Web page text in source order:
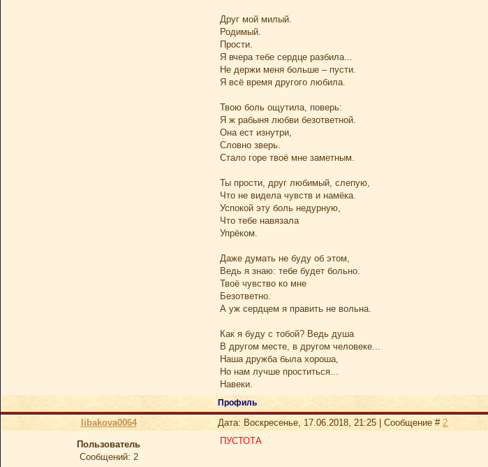
Друг мой милый.
Родимый.
Прости.
Я вчера тебе сердце разбила...
Не держи меня больше – пусти.
Я всё время другого любила.
Твою боль ощутила, поверь:
Я ж рабыня любви безответной.
Она ест изнутри,
Словно зверь.
Стало горе твоё мне заметным.
Ты прости, друг любимый, слепую,
Что не видела чувств и намёка.
Успокой эту боль недурную,
Что тебе навязала
Упрёком.
Даже думать не буду об этом,
Ведь я знаю: тебе будет больно.
Твоё чувство ко мне
Безответно.
А уж сердцем я править не вольна.
Как я буду с тобой? Ведь душа
В другом месте, в другом человеке...
Наша дружба была хороша,
Но нам лучше проститься...
Навеки.
Профиль
libakova0064 Дата: Воскресенье, 17.06.2018, 21:25 | Сообщение # 2
Пользователь
Сообщений: 2
ПУСТОТА